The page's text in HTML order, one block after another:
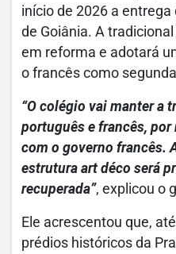
início de 2026 a
de Goiânia. A
em reforma e adotará
o francês como
“O colégio vai manter a
português e francês,
com o governo francês.
estrutura art déco será
recuperada”, explicou o
Ele acrescentou que,
prédios históricos da